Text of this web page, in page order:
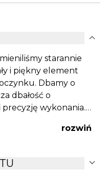
expand_more
starannie
i piękny element
Dbamy o
dbałość o
precyzję wykonania.
tkaniny
zarówno
jak i
rozwiń
expand_more